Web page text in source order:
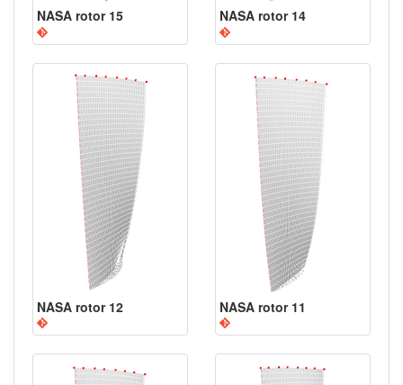
NASA rotor 15 NASA rotor 14
NASA rotor 12 NASA rotor 11